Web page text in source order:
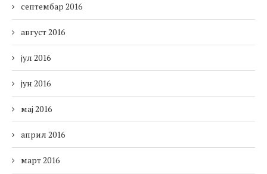
септембар 2016
август 2016
јул 2016
јун 2016
мај 2016
април 2016
март 2016